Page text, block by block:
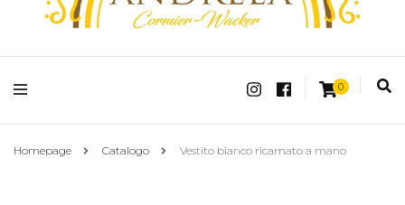
Andreea Charm 0
Homepage Catalogo Vestito bianco ricamato a mano